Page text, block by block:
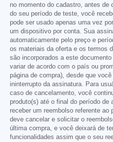
no momento do cadastro, antes de
do seu período de teste, você
pode ser usado apenas uma vez
um dispositivo por conta. Sua
automaticamente pelo preço e
os materiais da oferta e os termos
são incorporados a este
variar de acordo com o país ou
página de compra), desde que
ininterrupto da assinatura. Para
caso de cancelamento, você
produto(s) até o final do período de
receber um reembolso referente
deve cancelar e solicitar o
última compra, e você deixará de
funcionalidades assim que o seu